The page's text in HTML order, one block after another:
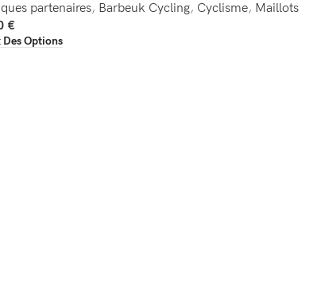
partenaires, Barbeuk Cycling, Cyclisme, Maillots
€
Options